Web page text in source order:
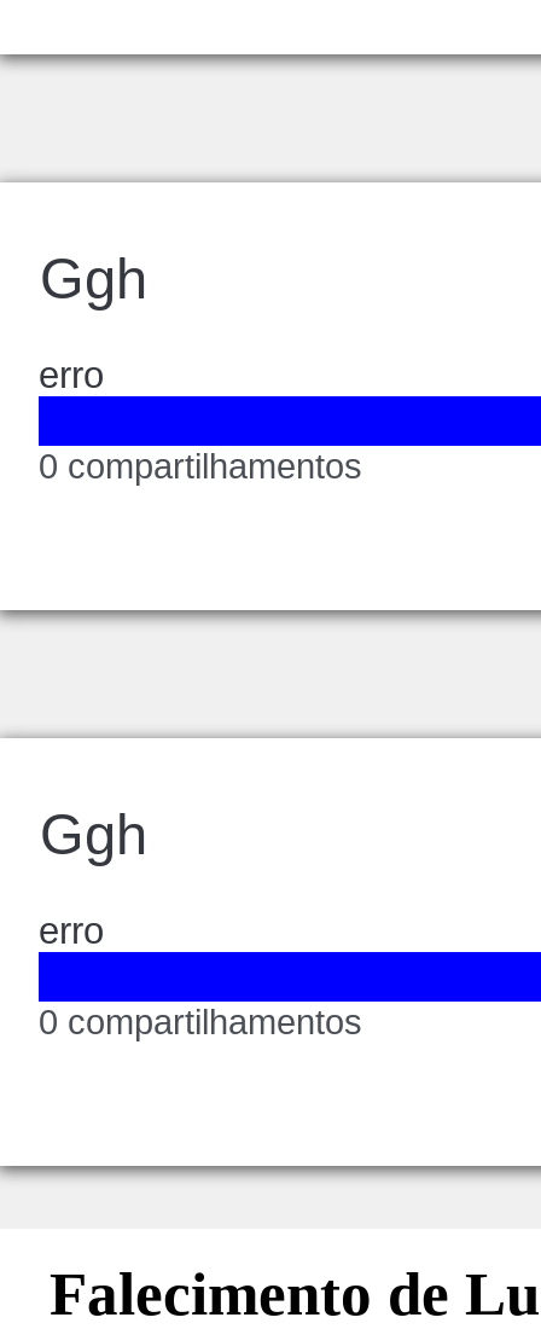
Ggh
erro
0 compartilhamentos
Ggh
erro
0 compartilhamentos
Falecimento de